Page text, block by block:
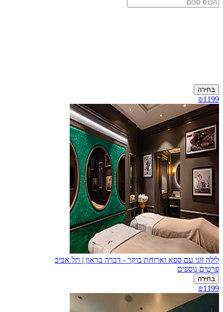
בחירה
₪1199
לילה זוגי עם ספא וארוחת בוקר - דברה בראון | תל אביב
פרטים נוספים
בחירה
₪1199